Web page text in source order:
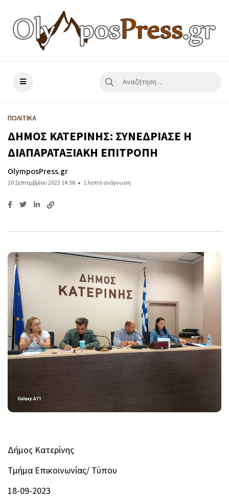
ΠΟΛΙΤΙΚΑ
ΔΗΜΟΣ ΚΑΤΕΡΙΝΗΣ: ΣΥΝΕΔΡΙΑΣΕ Η
ΔΙΑΠΑΡΑΤΑΞΙΑΚΗ ΕΠΙΤΡΟΠΗ
OlymposPress.gr
20 Σεπτεμβρίου 2023 14:58 1 λεπτό ανάγνωση
Δήμος Κατερίνης
Τμήμα Επικοινωνίας/ Τύπου
18-09-2023